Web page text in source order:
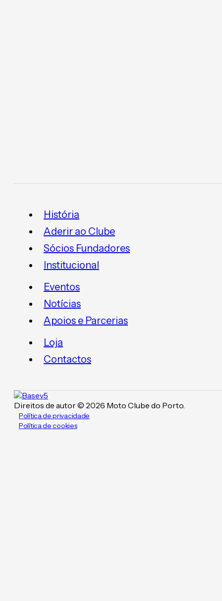
História
Aderir ao Clube
Sócios Fundadores
Institucional
Eventos
Notícias
Apoios e Parcerias
Loja
Contactos
Direitos de autor © 2026 Moto Clube do Porto.
Política de privacidade
Política de cookies